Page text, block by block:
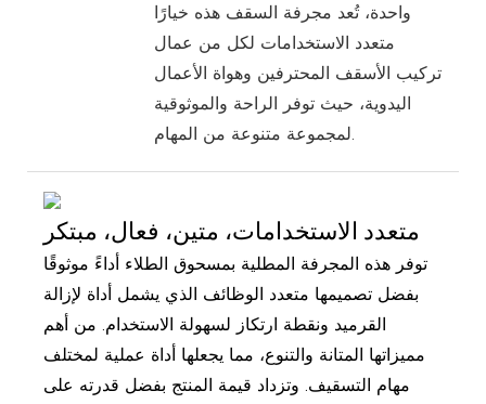
واحدة، تُعد مجرفة السقف هذه خيارًا
متعدد الاستخدامات لكل من عمال
تركيب الأسقف المحترفين وهواة الأعمال
اليدوية، حيث توفر الراحة والموثوقية
لمجموعة متنوعة من المهام.
متعدد الاستخدامات، متين، فعال، مبتكر
توفر هذه المجرفة المطلية بمسحوق الطلاء أداءً موثوقًا
بفضل تصميمها متعدد الوظائف الذي يشمل أداة لإزالة
القرميد ونقطة ارتكاز لسهولة الاستخدام. من أهم
مميزاتها المتانة والتنوع، مما يجعلها أداة عملية لمختلف
مهام التسقيف. وتزداد قيمة المنتج بفضل قدرته على